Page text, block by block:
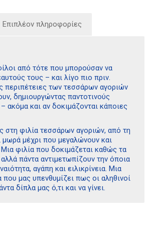
Επιπλέον πληροφορίες
από τότε που μπορούσαν να
τους – και λίγο πιο πριν.
περιπέτειες των τεσσάρων αγοριών
δημιουργώντας παντοτινούς
ακόμα και αν δοκιμάζονται κάποιες
στη φιλία τεσσάρων αγοριών, από τη
μωρά μέχρι που μεγαλώνουν και
Μια φιλία που δοκιμάζεται καθώς τα
πάντα αντιμετωπίζουν την όποια
αγάπη και ειλικρίνεια. Μια
που μας υπενθυμίζει πως οι αληθινοί
δίπλα μας ό,τι και να γίνει.